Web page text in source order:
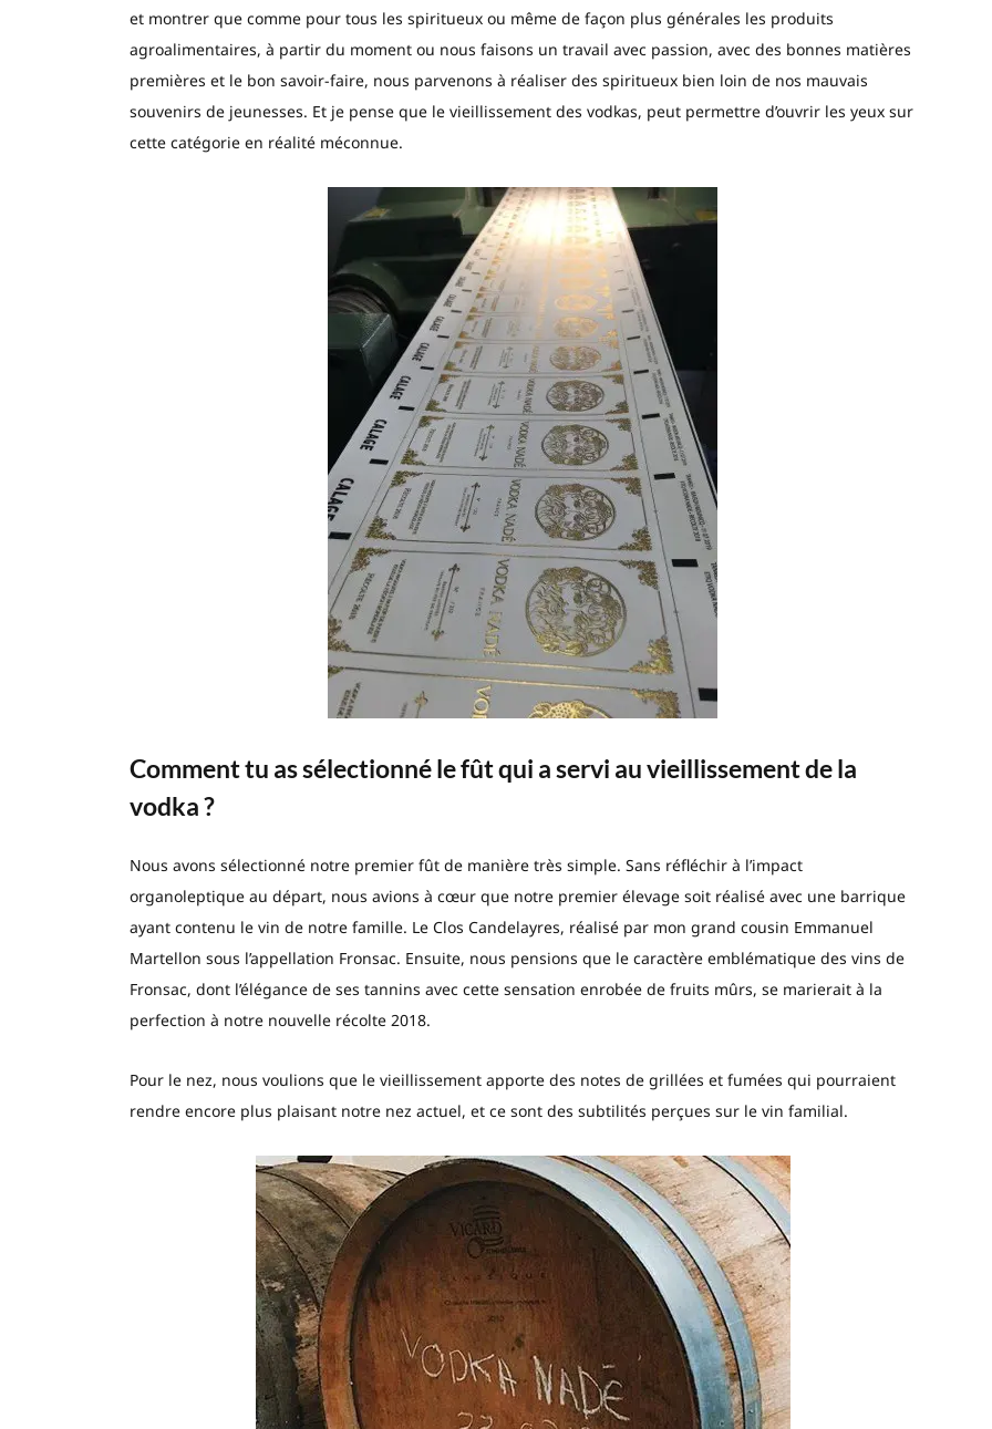
et montrer que comme pour tous les spiritueux ou même de façon plus générales les produits
agroalimentaires, à partir du moment ou nous faisons un travail avec passion, avec des bonnes matières
premières et le bon savoir-faire, nous parvenons à réaliser des spiritueux bien loin de nos mauvais
souvenirs de jeunesses. Et je pense que le vieillissement des vodkas, peut permettre d’ouvrir les yeux sur
cette catégorie en réalité méconnue.
Comment tu as sélectionné le fût qui a servi au vieillissement de la
vodka ?
Nous avons sélectionné notre premier fût de manière très simple. Sans réfléchir à l’impact
organoleptique au départ, nous avions à cœur que notre premier élevage soit réalisé avec une barrique
ayant contenu le vin de notre famille. Le Clos Candelayres, réalisé par mon grand cousin Emmanuel
Martellon sous l’appellation Fronsac. Ensuite, nous pensions que le caractère emblématique des vins de
Fronsac, dont l’élégance de ses tannins avec cette sensation enrobée de fruits mûrs, se marierait à la
perfection à notre nouvelle récolte 2018.
Pour le nez, nous voulions que le vieillissement apporte des notes de grillées et fumées qui pourraient
rendre encore plus plaisant notre nez actuel, et ce sont des subtilités perçues sur le vin familial.